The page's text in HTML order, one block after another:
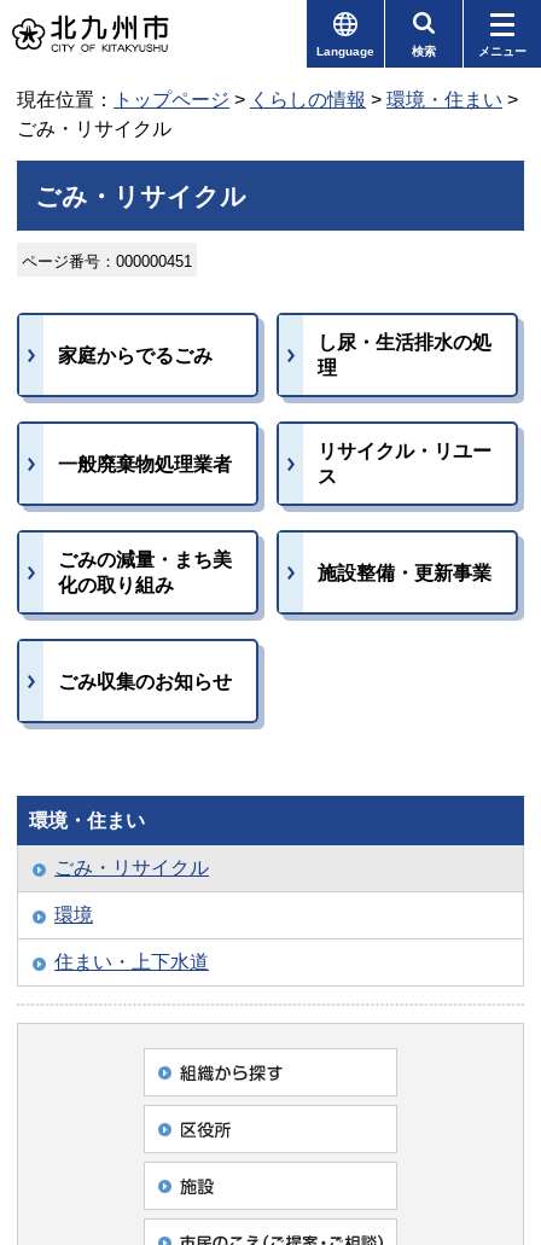
Language 検索 メニュー
現在位置： トップページ > くらしの情報 > 環境・住まい >
ごみ・リサイクル
ごみ・リサイクル
ページ番号：000000451
家庭からでるごみ
し尿・生活排水の処
理
一般廃棄物処理業者
リサイクル・リユー
ス
ごみの減量・まち美
化の取り組み
施設整備・更新事業
ごみ収集のお知らせ
環境・住まい
ごみ・リサイクル
環境
住まい・上下水道